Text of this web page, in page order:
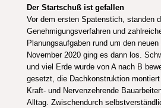
Der Startschuß ist gefallen
Vor dem ersten Spatenstich, standen
Genehmigungsverfahren und
Planungsaufgaben rund um den
November 2020 ging es dann los.
und viel Erde wurde von A nach B
gesetzt, die Dachkonstruktion
Kraft- und Nervenzehrende
Alltag. Zwischendurch